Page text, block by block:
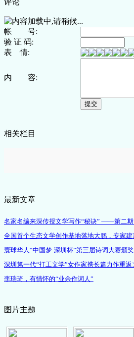
帐 号:
验 证 码:
表 情:
内 容:
相关栏目
最新文章
名家名编来深传授文学写作“秘诀” ——第二期
全国首个生态文学创作基地落地大鹏，专家建
寰球华人“中国梦·深圳杯”第三届诗词大赛颁
深圳第一代“打工文学”女作家携长篇力作重返
李瑞琦，有情怀的“业余作词人”
图片主题